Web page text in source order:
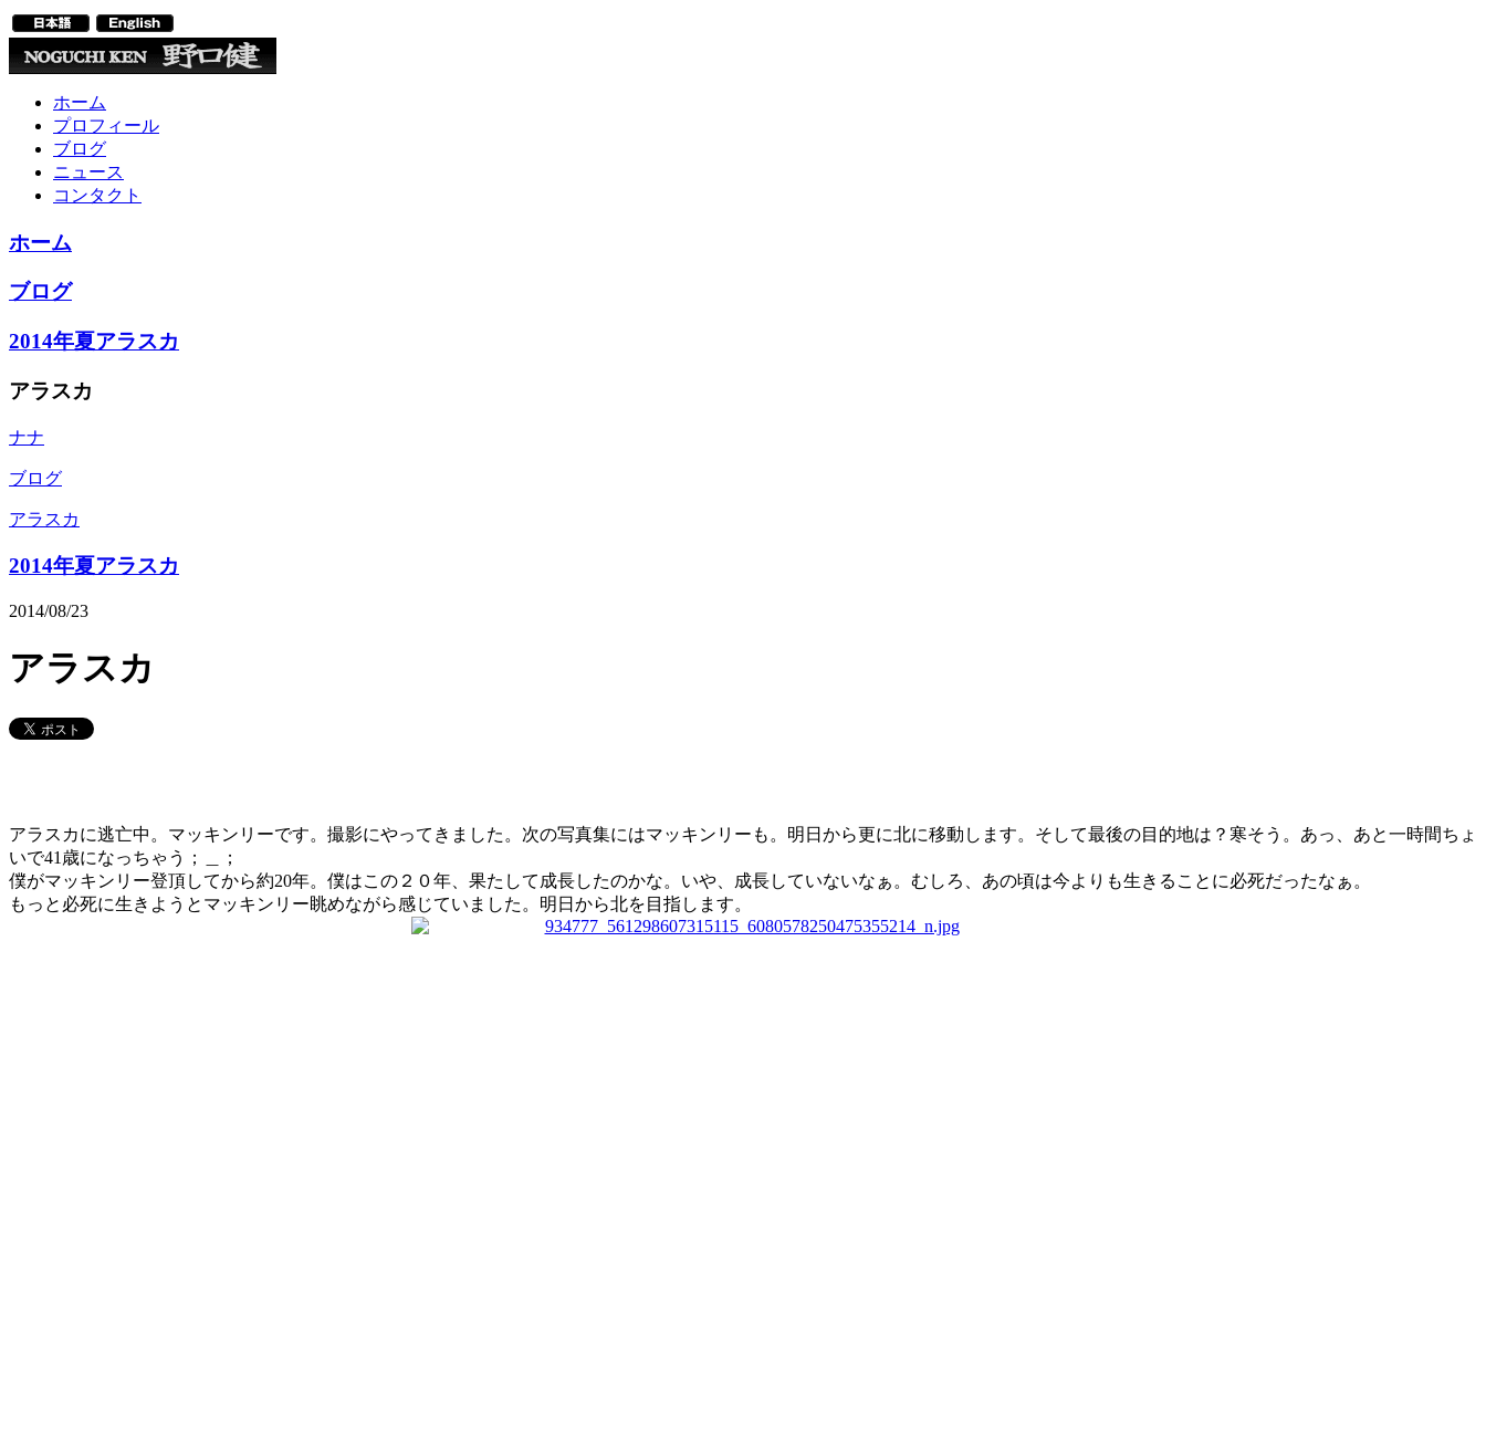
ホーム
プロフィール
ブログ
ニュース
コンタクト
ホーム
ブログ
2014年夏アラスカ
アラスカ
ナナ
ブログ
アラスカ
2014年夏アラスカ
2014/08/23
アラスカ
アラスカに逃亡中。マッキンリーです。撮影にやってきました。次の写真集にはマッキンリーも。明日から更に北に移動します。そして最後の目的地は？寒そう。あっ、あと一時間ちょ
いで41歳になっちゃう；＿；
僕がマッキンリー登頂してから約20年。僕はこの２０年、果たして成長したのかな。いや、成長していないなぁ。むしろ、あの頃は今よりも生きることに必死だったなぁ。
もっと必死に生きようとマッキンリー眺めながら感じていました。明日から北を目指します。